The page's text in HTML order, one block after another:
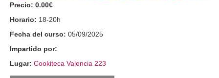
Precio: 0.00€
Horario: 18-20h
Fecha del curso: 05/09/2025
Impartido por:
Lugar: Cookiteca Valencia 223